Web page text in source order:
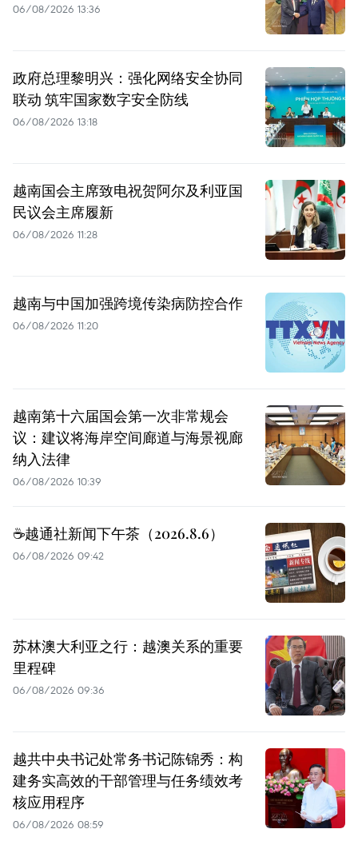
06/08/2026 13:36
政府总理黎明兴：强化网络安全协同
联动 筑牢国家数字安全防线
06/08/2026 13:18
越南国会主席致电祝贺阿尔及利亚国
民议会主席履新
06/08/2026 11:28
越南与中国加强跨境传染病防控合作
06/08/2026 11:20
越南第十六届国会第一次非常规会
议：建议将海岸空间廊道与海景视廊
纳入法律
06/08/2026 10:39
☕️越通社新闻下午茶（2026.8.6）
06/08/2026 09:42
苏林澳大利亚之行：越澳关系的重要
里程碑
06/08/2026 09:36
越共中央书记处常务书记陈锦秀：构
建务实高效的干部管理与任务绩效考
核应用程序
06/08/2026 08:59